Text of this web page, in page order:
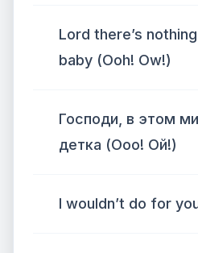
Lord there’s
baby (Ooh! Ow!)
Господи, в этом
детка (Ооо! Ой!)
I wouldn’t do for